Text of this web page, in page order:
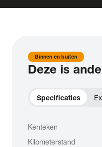
Binnen en buiten
Deze is
Specificaties
Kenteken
Kilometerstand